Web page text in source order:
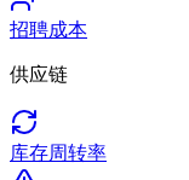
招聘成本
供应链
库存周转率